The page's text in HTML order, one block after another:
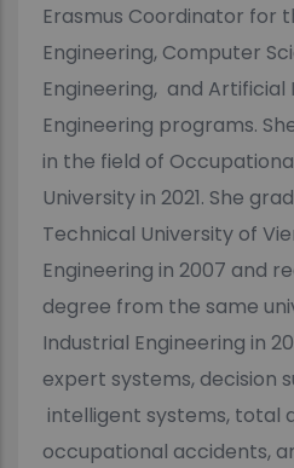
Erasmus Coordinator for
Engineering, Computer
Engineering, and
Engineering programs.
in the field of
University in 2021. She
Technical University of
Engineering in 2007 and
degree from the same
Industrial Engineering in
expert systems, decision
intelligent systems, total
occupational accidents,